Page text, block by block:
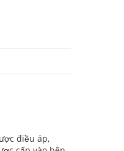
điều áp,